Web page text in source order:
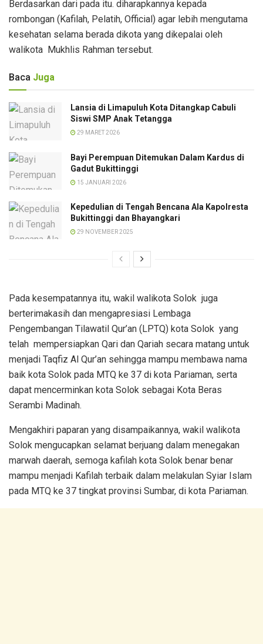
Berdasarkan dari pada itu. diharapkannya kepada
rombongan (Kafilah, Pelatih, Official) agar lebih mengutama
kesehatan selama berada dikota yang dikepalai oleh
walikota Mukhlis Rahman tersebut.
Baca Juga
Lansia di Limapuluh Kota Ditangkap Cabuli
Siswi SMP Anak Tetangga
29 MARET 2026
Bayi Perempuan Ditemukan Dalam Kardus di
Gadut Bukittinggi
15 JANUARI 2026
Kepedulian di Tengah Bencana Ala Kapolresta
Bukittinggi dan Bhayangkari
29 NOVEMBER 2025
Pada kesempatannya itu, wakil walikota Solok juga
berterimakasih dan mengapresiasi Lembaga
Pengembangan Tilawatil Qur’an (LPTQ) kota Solok yang
telah mempersiapkan Qari dan Qariah secara matang untuk
menjadi Taqfiz Al Qur’an sehingga mampu membawa nama
baik kota Solok pada MTQ ke 37 di kota Pariaman, serta
dapat mencerminkan kota Solok sebagai Kota Beras
Serambi Madinah.
Mengakhiri paparan yang disampaikannya, wakil walikota
Solok mengucapkan selamat berjuang dalam menegakan
marwah daerah, semoga kafilah kota Solok benar benar
mampu menjadi Kafilah terbaik dalam melakulan Syiar Islam
pada MTQ ke 37 tingkat provinsi Sumbar, di kota Pariaman.